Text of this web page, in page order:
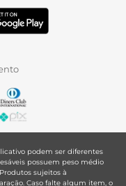
podem ser diferentes
possuem peso médio
sujeitos à
Caso falte algum item, o